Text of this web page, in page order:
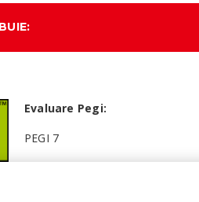
Evaluare Pegi:
PEGI 7